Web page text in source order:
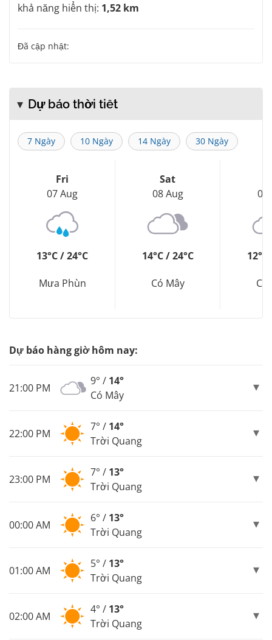
khả năng hiển thị: 1,52 km
Đã cập nhật:
Dự báo thời tiết
7 Ngày 10 Ngày 14 Ngày 30 Ngày
Fri
07 Aug
13°C / 24°C
Mưa Phùn
Sat
08 Aug
14°C / 24°C
Có Mây
09
12°C
Có
Dự báo hàng giờ hôm nay:
21:00 PM
9° / 14°
Có Mây
22:00 PM
7° / 14°
Trời Quang
23:00 PM
7° / 13°
Trời Quang
00:00 AM
6° / 13°
Trời Quang
01:00 AM
5° / 13°
Trời Quang
02:00 AM
4° / 13°
Trời Quang